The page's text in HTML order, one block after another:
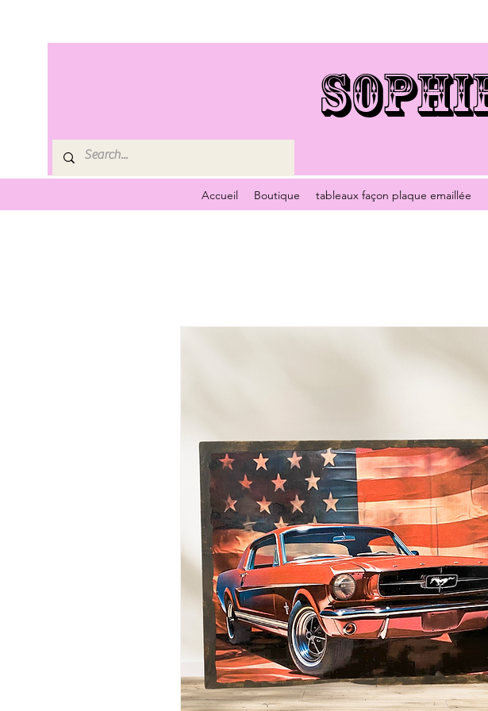
Accueil Boutique tableaux façon plaque emaillée